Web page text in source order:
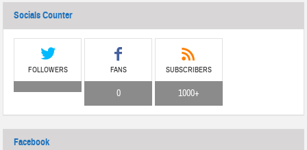
Socials Counter
FOLLOWERS FANS
0
SUBSCRIBERS
1000+
Facebook